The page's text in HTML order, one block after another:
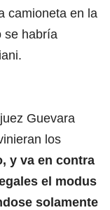
camioneta en la
se habría
Guevara
los
y va en contra
el modus
solamente